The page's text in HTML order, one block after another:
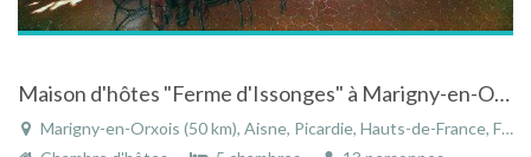
Maison d'hôtes "Ferme d'Issonges" à Marigny-en-Orxois sur la route du champagne
Marigny-en-Orxois (50 km), Aisne, Picardie, Hauts-de-France, France